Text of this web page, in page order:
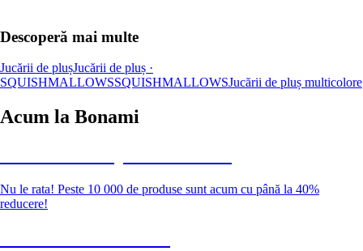
Descoperă mai multe
Jucării de plușJucării de pluș ·
SQUISHMALLOWSSQUISHMALLOWSJucării de pluș multicolore
Acum la Bonami
Nu le rata! Peste 10 000 de produse sunt acum cu până la 40%
reducere!